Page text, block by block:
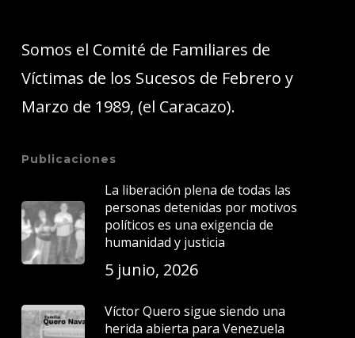
Somos el Comité de Familiares de
Víctimas de los Sucesos de Febrero y
Marzo de 1989, (el Caracazo).
Publicaciones
La liberación plena de todas las
personas detenidas por motivos
políticos es una exigencia de
humanidad y justicia
5 junio, 2026
Víctor Quero sigue siendo una
herida abierta para Venezuela